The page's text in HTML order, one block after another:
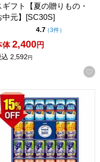
入りに登録する
ギフト【夏の贈りもの・
中元】[SC30S]
4.7点（5点満点中）
（3件の評価
）
体 2,400円
2,592円
の贈りもの・お中元】
サヒ飲料 バラエティギフ